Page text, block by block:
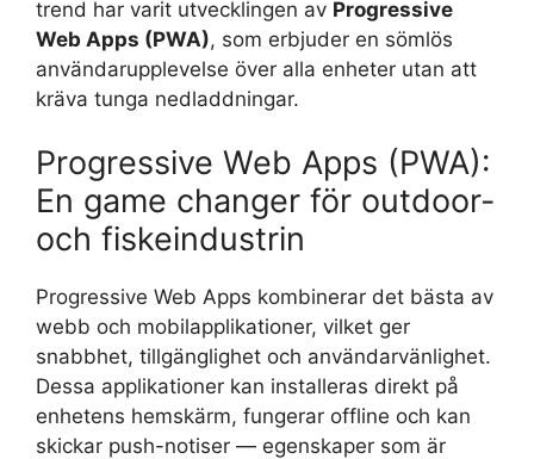
trend har varit utvecklingen av Progressive
Web Apps (PWA), som erbjuder en sömlös
användarupplevelse över alla enheter utan att
kräva tunga nedladdningar.
Progressive Web Apps (PWA):
En game changer för outdoor-
och fiskeindustrin
Progressive Web Apps kombinerar det bästa av
webb och mobilapplikationer, vilket ger
snabbhet, tillgänglighet och användarvänlighet.
Dessa applikationer kan installeras direkt på
enhetens hemskärm, fungerar offline och kan
skickar push-notiser — egenskaper som är